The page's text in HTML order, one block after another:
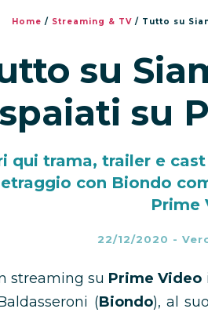
Home / Streaming & TV/ Tutto su
su
spaiati su
qui trama, trailer e
con Biondo
Prime
22/12/2020 -
streaming su Prime Video
(Biondo), al